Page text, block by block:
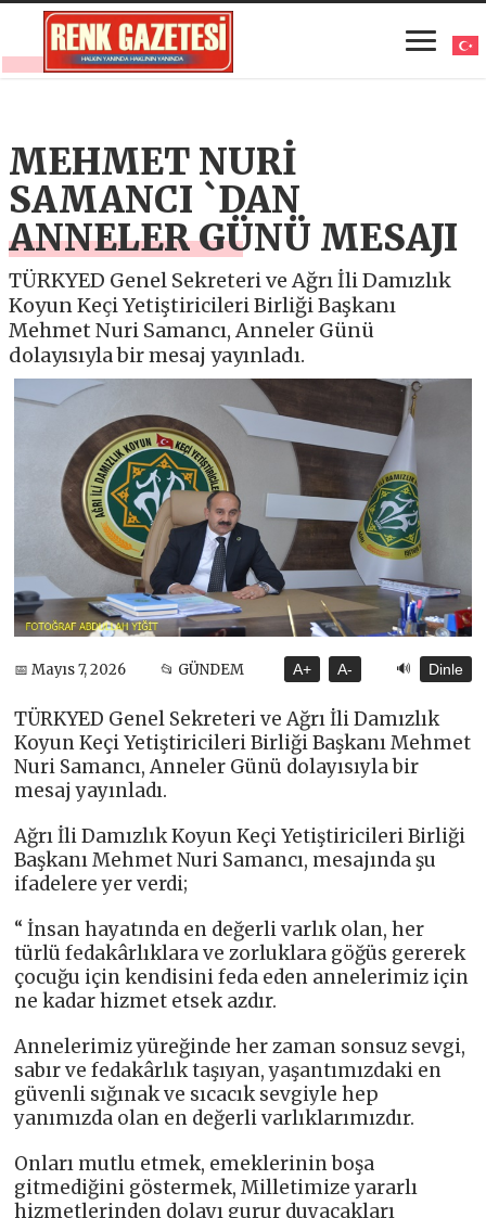
MEHMET NURİ
SAMANCI `DAN
ANNELER GÜNÜ MESAJI
TÜRKYED Genel Sekreteri ve Ağrı İli Damızlık
Koyun Keçi Yetiştiricileri Birliği Başkanı
Mehmet Nuri Samancı, Anneler Günü
dolayısıyla bir mesaj yayınladı.
📅 Mayıs 7, 2026 📂 GÜNDEM A+ A- 🔊 Dinle
TÜRKYED Genel Sekreteri ve Ağrı İli Damızlık
Koyun Keçi Yetiştiricileri Birliği Başkanı Mehmet
Nuri Samancı, Anneler Günü dolayısıyla bir
mesaj yayınladı.
Ağrı İli Damızlık Koyun Keçi Yetiştiricileri Birliği
Başkanı Mehmet Nuri Samancı, mesajında şu
ifadelere yer verdi;
“ İnsan hayatında en değerli varlık olan, her
türlü fedakârlıklara ve zorluklara göğüs gererek
çocuğu için kendisini feda eden annelerimiz için
ne kadar hizmet etsek azdır.
Annelerimiz yüreğinde her zaman sonsuz sevgi,
sabır ve fedakârlık taşıyan, yaşantımızdaki en
güvenli sığınak ve sıcacık sevgiyle hep
yanımızda olan en değerli varlıklarımızdır.
Onları mutlu etmek, emeklerinin boşa
gitmediğini göstermek, Milletimize yararlı
hizmetlerinden dolayı gurur duyacakları